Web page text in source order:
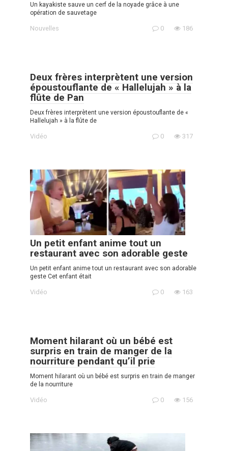
Un kayakiste sauve un cerf de la noyade grâce à une
opération de sauvetage
Nouvelles 0 186
Deux frères interprètent une version
époustouflante de « Hallelujah » à la
flûte de Pan
Deux frères interprètent une version époustouflante de «
Hallelujah » à la flûte de
Vidéo 0 317
Un petit enfant anime tout un
restaurant avec son adorable geste
Un petit enfant anime tout un restaurant avec son adorable
geste Cet enfant était
Vidéo 0 163
Moment hilarant où un bébé est
surpris en train de manger de la
nourriture pendant qu’il prie
Moment hilarant où un bébé est surpris en train de manger
de la nourriture
Vidéo 0 156